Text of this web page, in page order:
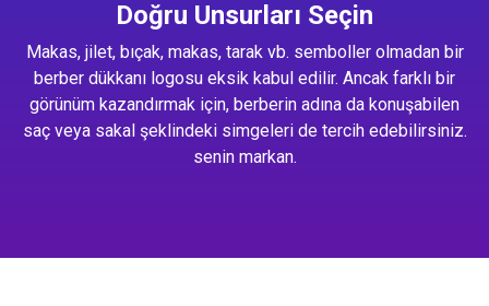
Doğru Unsurları Seçin
Makas, jilet, bıçak, makas, tarak vb. semboller olmadan bir
berber dükkanı logosu eksik kabul edilir. Ancak farklı bir
görünüm kazandırmak için, berberin adına da konuşabilen
saç veya sakal şeklindeki simgeleri de tercih edebilirsiniz.
senin markan.